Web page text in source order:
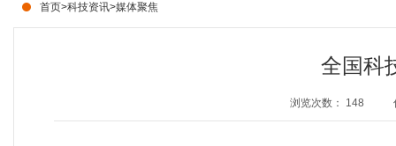
首页>科技资讯>媒体聚焦
全国科
浏览次数： 148